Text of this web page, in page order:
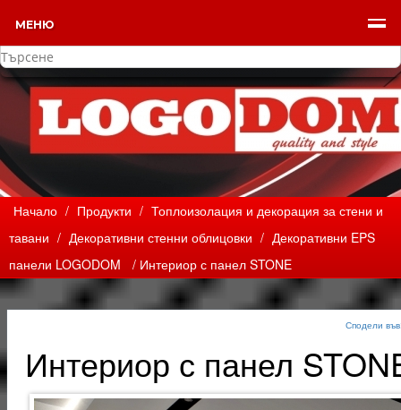
МЕНЮ
Начало / Продукти / Топлоизолация и декорация за стени и
тавани / Декоративни стенни облицовки / Декоративни EPS
панели LOGODOM
/ Интериор с панел STONE
Сподели
Интериор с панел